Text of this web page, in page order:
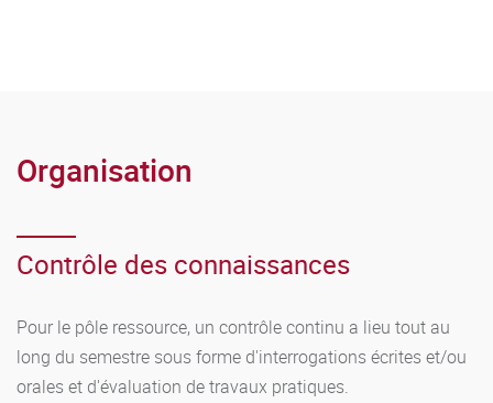
Organisation
Contrôle des connaissances
Pour le pôle ressource, un contrôle continu a lieu tout au
long du semestre sous forme d'interrogations écrites et/ou
orales et d'évaluation de travaux pratiques.